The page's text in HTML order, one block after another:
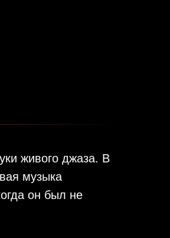
живого джаза. В
музыка
он был не